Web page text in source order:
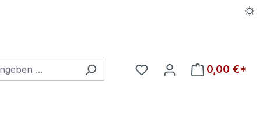
Du hast 0 Produkte auf
0,00 €*